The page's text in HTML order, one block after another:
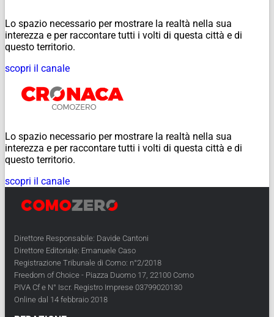
Lo spazio necessario per mostrare la realtà nella sua
interezza e per raccontare tutti i volti di questa città e di
questo territorio.
scopri il canale
Lo spazio necessario per mostrare la realtà nella sua
interezza e per raccontare tutti i volti di questa città e di
questo territorio.
scopri il canale
Direttore Responsabile: Davide Cantoni
Direttore Editoriale: Emanuele Caso
Registrazione Tribunale di Como: n°2/2018
Freedom of Choice - Piazza Duomo 17, 22100 Como
PIVA Cf e N° Iscr. Registro Imprese 03799020130
Online dal 14 febbraio 2018